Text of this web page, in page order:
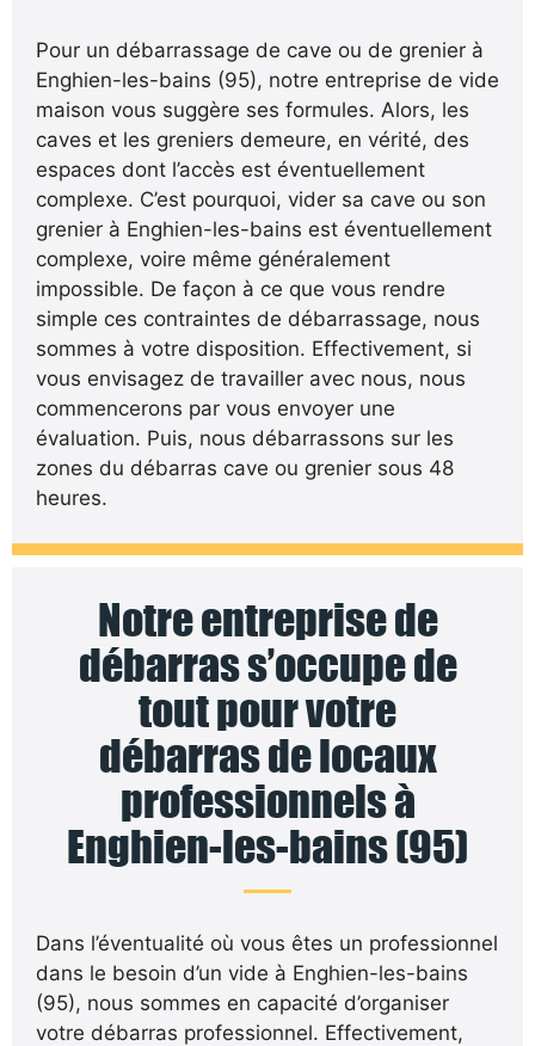
Pour un débarrassage de cave ou de grenier à
Enghien-les-bains (95), notre entreprise de vide
maison vous suggère ses formules. Alors, les
caves et les greniers demeure, en vérité, des
espaces dont l’accès est éventuellement
complexe. C’est pourquoi, vider sa cave ou son
grenier à Enghien-les-bains est éventuellement
complexe, voire même généralement
impossible. De façon à ce que vous rendre
simple ces contraintes de débarrassage, nous
sommes à votre disposition. Effectivement, si
vous envisagez de travailler avec nous, nous
commencerons par vous envoyer une
évaluation. Puis, nous débarrassons sur les
zones du débarras cave ou grenier sous 48
heures.
Notre entreprise de
débarras s’occupe de
tout pour votre
débarras de locaux
professionnels à
Enghien-les-bains (95)
Dans l’éventualité où vous êtes un professionnel
dans le besoin d’un vide à Enghien-les-bains
(95), nous sommes en capacité d’organiser
votre débarras professionnel. Effectivement,